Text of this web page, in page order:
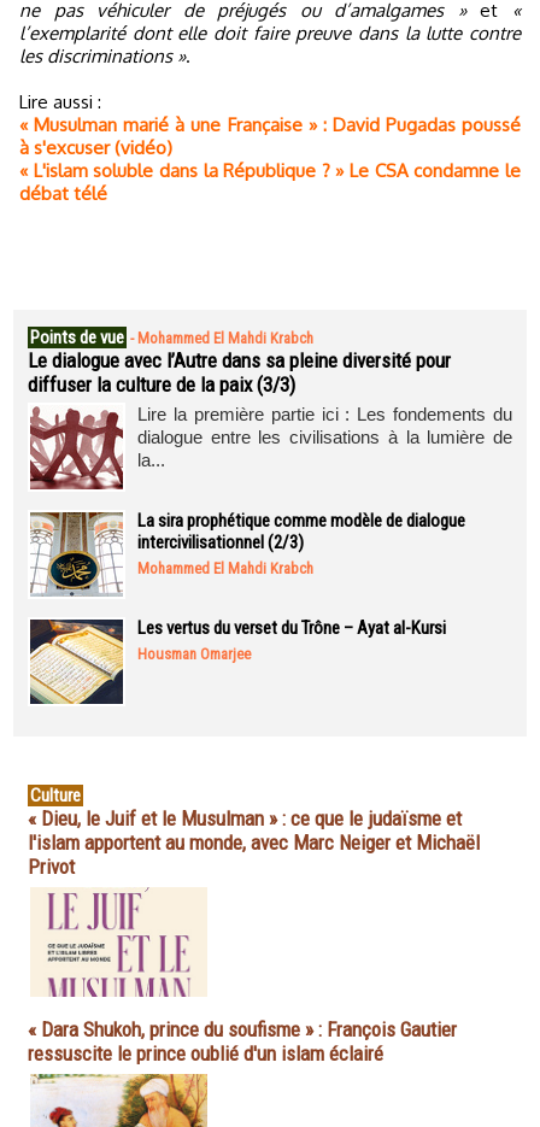
ne pas véhiculer de préjugés ou d’amalgames »et
«
l’exemplarité dont elle doit faire preuve dans la lutte contre
les discriminations ».
Lire aussi :
« Musulman marié à une Française » : David Pugadas poussé
à s'excuser (vidéo)
« L'islam soluble dans la République ? » Le CSA condamne le
débat télé
Points de vue - Mohammed El Mahdi Krabch
Le dialogue avec l’Autre dans sa pleine diversité pour
diffuser la culture de la paix (3/3)
Lire la première partie ici : Les fondements du
dialogue entre les civilisations à la lumière de
la...
La sira prophétique comme modèle de dialogue
intercivilisationnel (2/3)
Mohammed El Mahdi Krabch
Les vertus du verset du Trône – Ayat al-Kursi
Housman Omarjee
Culture
« Dieu, le Juif et le Musulman » : ce que le judaïsme et
l'islam apportent au monde, avec Marc Neiger et Michaël
Privot
« Dara Shukoh, prince du soufisme » : François Gautier
ressuscite le prince oublié d'un islam éclairé